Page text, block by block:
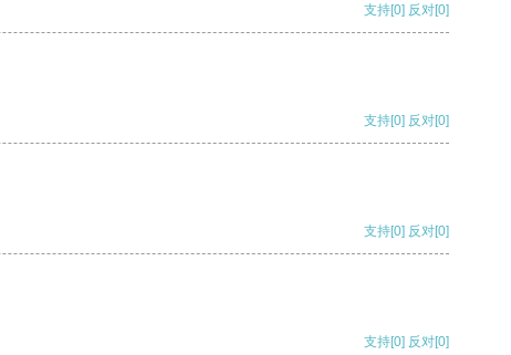
支持[0] 反对[0]
支持[0] 反对[0]
支持[0] 反对[0]
支持[0] 反对[0]